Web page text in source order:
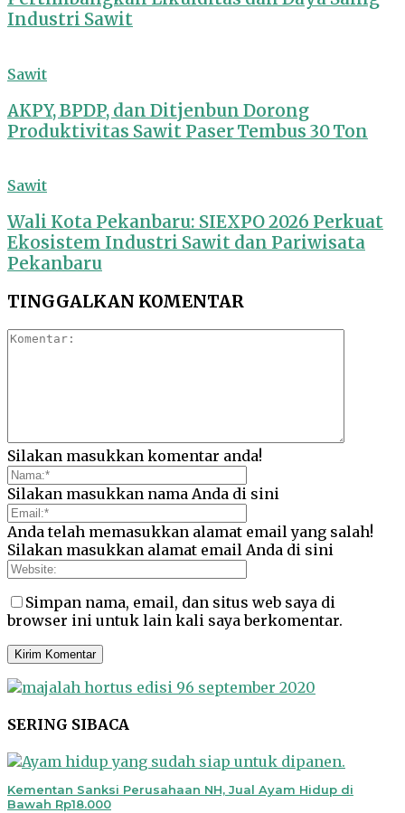
Industri Sawit
Sawit
AKPY, BPDP, dan Ditjenbun Dorong
Produktivitas Sawit Paser Tembus 30 Ton
Sawit
Wali Kota Pekanbaru: SIEXPO 2026 Perkuat
Ekosistem Industri Sawit dan Pariwisata
Pekanbaru
TINGGALKAN KOMENTAR
Silakan masukkan komentar anda!
Silakan masukkan nama Anda di sini
Anda telah memasukkan alamat email yang salah!
Silakan masukkan alamat email Anda di sini
Simpan nama, email, dan situs web saya di
browser ini untuk lain kali saya berkomentar.
SERING SIBACA
Kementan Sanksi Perusahaan NH, Jual Ayam Hidup di
Bawah Rp18.000